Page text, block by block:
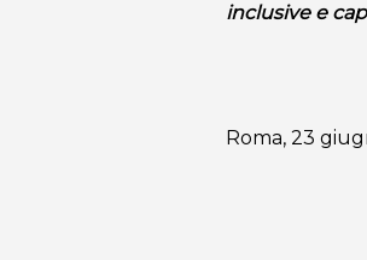
inclusive e
Roma, 23